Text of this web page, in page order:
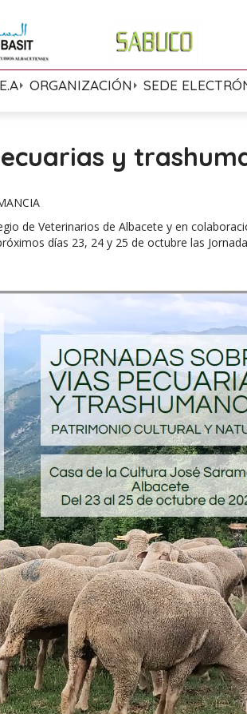
ORGANIZACIÓN SEDE
y
de Veterinarios de Albacete y en
días 23, 24 y 25 de octubre las